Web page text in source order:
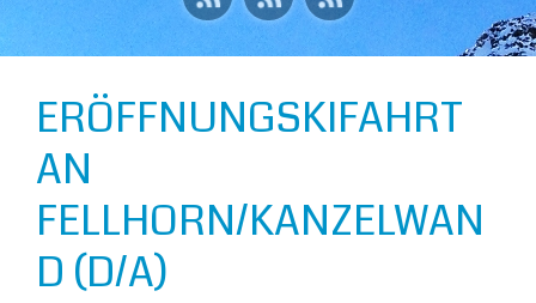
ERÖFFNUNGSKIFAHRT
AN
FELLHORN/KANZELWAN
D (D/A)